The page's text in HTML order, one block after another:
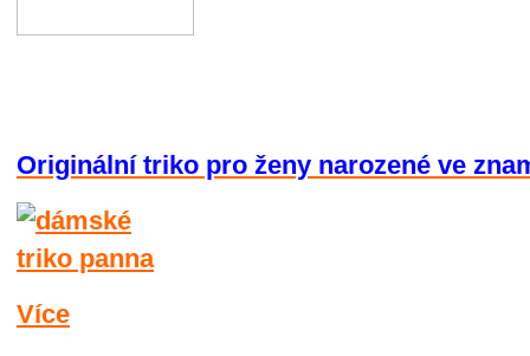
Originální triko pro ženy narozené ve
Více